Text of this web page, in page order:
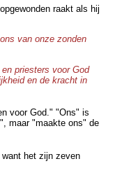
raakt als hij
van onze zonden
priesters voor God
en de kracht in
voor God." "Ons" is
maar "maakte ons" de
het zijn zeven